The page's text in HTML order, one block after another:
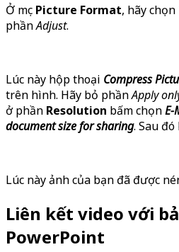
Ở mục Picture Format, hãy chọn
phầnAdjust.
Lúc này hộp thoại Compress
trên hình. Hãy bỏ phầnApply
ở phần Resolution bấm chọnE-
document size for sharing. Sau đó
Lúc này ảnh của bạn đã được
Liên kết video với
PowerPoint